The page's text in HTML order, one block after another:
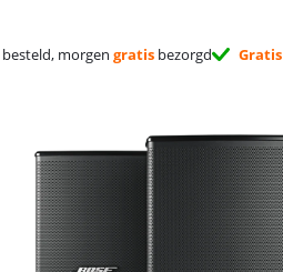
besteld, morgen gratis bezorgd Gratis